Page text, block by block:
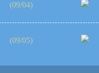
(09/04)
(09/05)